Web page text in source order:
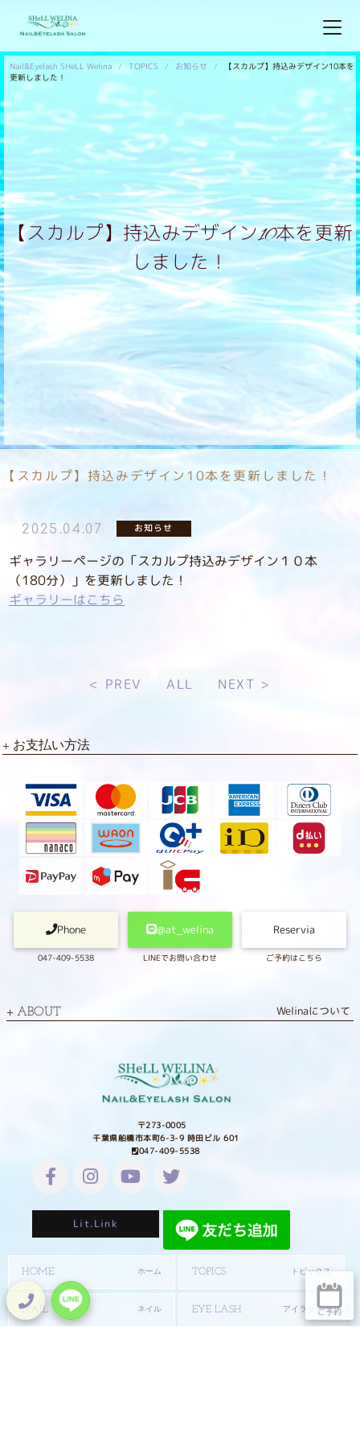
Nail&Eyelash SHeLL Welina TOPICS お知らせ
【スカルプ】持込みデザイン10本を
更新しました！
【スカルプ】持込みデザイン10本を更新
しました！
【スカルプ】持込みデザイン10本を更新しました！
2025.04.07 お知らせ
ギャラリーページの「スカルプ持込みデザイン１０本
（180分）」を更新しました！
ギャラリーはこちら
< PREV ALL NEXT >
お支払い方法
Phone
047-409-5538
@at_welina
LINEでお問い合わせ
Reservia
ご予約はこちら
ABOUT Welinaについて
〒273-0005
千葉県船橋市本町6-3-9 時田ビル 601
047-409-5538
Lit.Link
HOME ホーム TOPICS トピックス
NAIL ネイル EYE LASH アイラッシュご予約